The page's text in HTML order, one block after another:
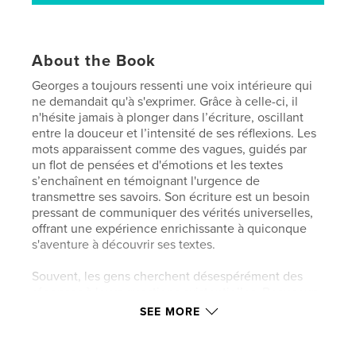
About the Book
Georges a toujours ressenti une voix intérieure qui
ne demandait qu'à s'exprimer. Grâce à celle-ci, il
n'hésite jamais à plonger dans l’écriture, oscillant
entre la douceur et l’intensité de ses réflexions. Les
mots apparaissent comme des vagues, guidés par
un flot de pensées et d'émotions et les textes
s’enchaînent en témoignant l'urgence de
transmettre ses savoirs. Son écriture est un besoin
pressant de communiquer des vérités universelles,
offrant une expérience enrichissante à quiconque
s'aventure à découvrir ses textes.
Souvent, les gens cherchent désespérément des
d'entre eux ne savent pas du tout ce qui se passe
SEE MORE